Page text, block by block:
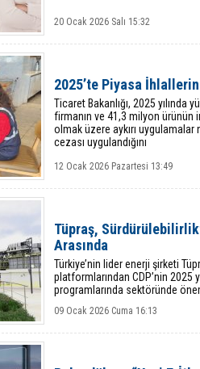
20 Ocak 2026 Salı 15:32
2025’te Piyasa
Ticaret Bakanlığı, 2025
firmanın ve 41,3 milyon
olmak üzere aykırı
cezası uygulandığını
12 Ocak 2026 Pazartesi 13:49
Tüpraş,
Arasında
Türkiye’nin lider enerji şirketi
platformlarından CDP’nin 2025
programlarında sektöründe
09 Ocak 2026 Cuma 16:13